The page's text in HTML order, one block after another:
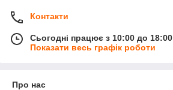
Контакти
Сьогодні працює з 10:00 до 18:00
Показати весь графік роботи
Про нас